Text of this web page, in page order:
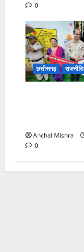
0
छत्तीसगढ़ राजनीति
Anchal Mishra
0